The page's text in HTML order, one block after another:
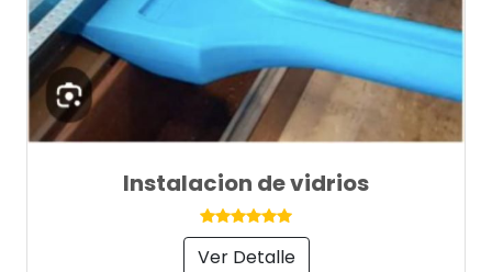
Instalacion de vidrios
Ver Detalle